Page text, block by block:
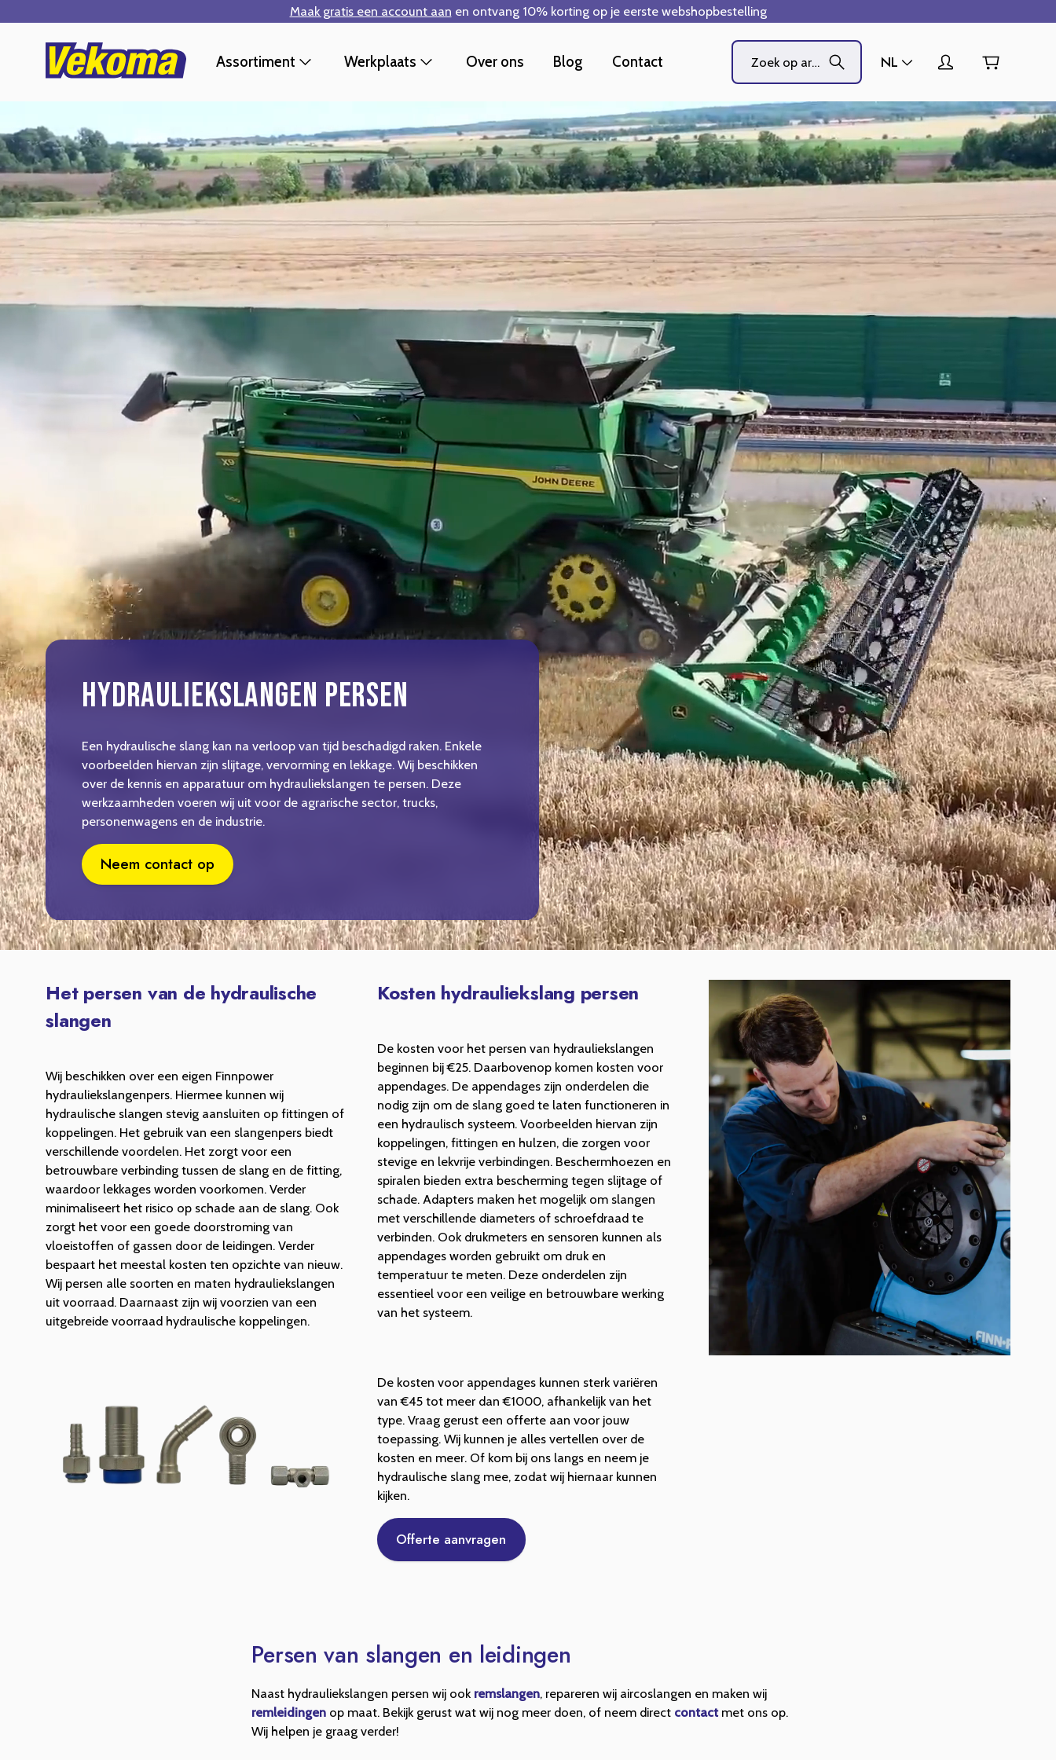
Maak gratis een account aan en ontvang 10% korting op je eerste webshopbestelling
Assortiment Werkplaats Over ons Blog Contact NL
HYDRAULIEKSLANGEN PERSEN
Een hydraulische slang kan na verloop van tijd beschadigd raken. Enkele
voorbeelden hiervan zijn slijtage, vervorming en lekkage. Wij beschikken
over de kennis en apparatuur om hydrauliekslangen te persen. Deze
werkzaamheden voeren wij uit voor de agrarische sector, trucks,
personenwagens en de industrie.
Neem contact op
Het persen van de hydraulische
slangen
Wij beschikken over een eigen Finnpower
hydrauliekslangenpers. Hiermee kunnen wij
hydraulische slangen stevig aansluiten op fittingen of
koppelingen. Het gebruik van een slangenpers biedt
verschillende voordelen. Het zorgt voor een
betrouwbare verbinding tussen de slang en de fitting,
waardoor lekkages worden voorkomen. Verder
minimaliseert het risico op schade aan de slang. Ook
zorgt het voor een goede doorstroming van
vloeistoffen of gassen door de leidingen. Verder
bespaart het meestal kosten ten opzichte van nieuw.
Wij persen alle soorten en maten hydrauliekslangen
uit voorraad. Daarnaast zijn wij voorzien van een
uitgebreide voorraad hydraulische koppelingen.
Kosten hydrauliekslang persen
De kosten voor het persen van hydrauliekslangen
beginnen bij €25. Daarbovenop komen kosten voor
appendages. De appendages zijn onderdelen die
nodig zijn om de slang goed te laten functioneren in
een hydraulisch systeem. Voorbeelden hiervan zijn
koppelingen, fittingen en hulzen, die zorgen voor
stevige en lekvrije verbindingen. Beschermhoezen en
spiralen bieden extra bescherming tegen slijtage of
schade. Adapters maken het mogelijk om slangen
met verschillende diameters of schroefdraad te
verbinden. Ook drukmeters en sensoren kunnen als
appendages worden gebruikt om druk en
temperatuur te meten. Deze onderdelen zijn
essentieel voor een veilige en betrouwbare werking
van het systeem.
De kosten voor appendages kunnen sterk variëren
van €45 tot meer dan €1000, afhankelijk van het
type. Vraag gerust een offerte aan voor jouw
toepassing. Wij kunnen je alles vertellen over de
kosten en meer. Of kom bij ons langs en neem je
hydraulische slang mee, zodat wij hiernaar kunnen
kijken.
Offerte aanvragen
Persen van slangen en leidingen
Naast hydrauliekslangen persen wij ook remslangen, repareren wij aircoslangen en maken wij
remleidingen op maat. Bekijk gerust wat wij nog meer doen, of neem direct contactmet ons op.
Wij helpen je graag verder!